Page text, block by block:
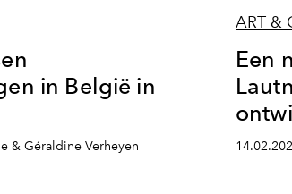
in België in
& Géraldine Verheyen
ART &
Een